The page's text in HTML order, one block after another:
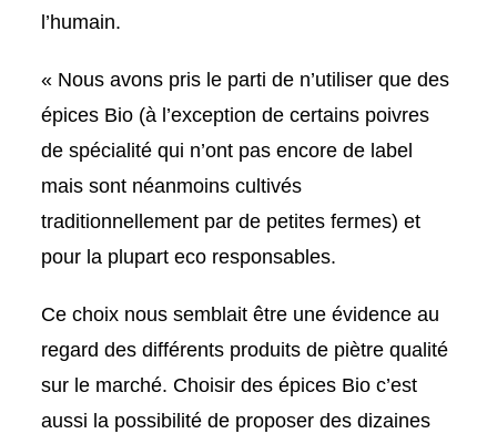
l’humain.
« Nous avons pris le parti de n’utiliser que des
épices Bio (à l’exception de certains poivres
de spécialité qui n’ont pas encore de label
mais sont néanmoins cultivés
traditionnellement par de petites fermes) et
pour la plupart eco responsables.
Ce choix nous semblait être une évidence au
regard des différents produits de piètre qualité
sur le marché. Choisir des épices Bio c’est
aussi la possibilité de proposer des dizaines